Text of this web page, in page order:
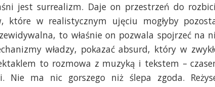
jest surrealizm. Daje on przestrzeń do
które w realistycznym ujęciu mogłyby
to właśnie on pozwala spojrzeć na
władzy, pokazać absurd, który w
to rozmowa z muzyką i tekstem –
Nie ma nic gorszego niż ślepa zgoda.